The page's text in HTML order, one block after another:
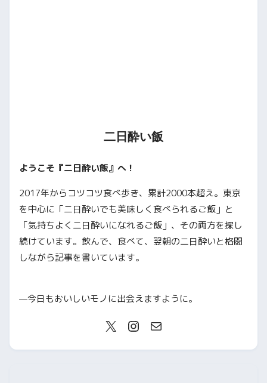
二日酔い飯
ようこそ『二日酔い飯』へ！
2017年からコツコツ食べ歩き、累計2000本超え。東京
を中心に「二日酔いでも美味しく食べられるご飯」と
「気持ちよく二日酔いになれるご飯」、その両方を探し
続けています。飲んで、食べて、翌朝の二日酔いと格闘
しながら記事を書いています。
—今日もおいしいモノに出会えますように。